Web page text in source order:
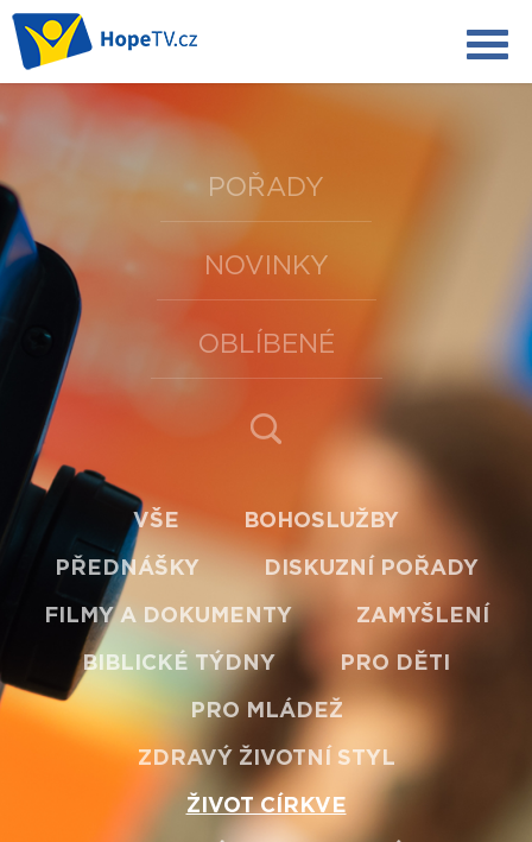
POŘADY
NOVINKY
OBLÍBENÉ
VŠE BOHOSLUŽBY
PŘEDNÁŠKY DISKUZNÍ POŘADY
FILMY A DOKUMENTY ZAMYŠLENÍ
BIBLICKÉ TÝDNY PRO DĚTI
PRO MLÁDEŽ
ZDRAVÝ ŽIVOTNÍ STYL
ŽIVOT CÍRKVE